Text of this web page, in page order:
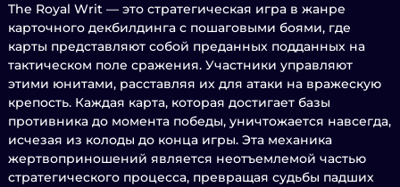
The Royal Writ — это стратегическая игра в жанре
карточного декбилдинга с пошаговыми боями, где
карты представляют собой преданных подданных на
тактическом поле сражения. Участники управляют
этими юнитами, расставляя их для атаки на вражескую
крепость. Каждая карта, которая достигает базы
противника до момента победы, уничтожается навсегда,
исчезая из колоды до конца игры. Эта механика
жертвоприношений является неотъемлемой частью
стратегического процесса, превращая судьбы падших